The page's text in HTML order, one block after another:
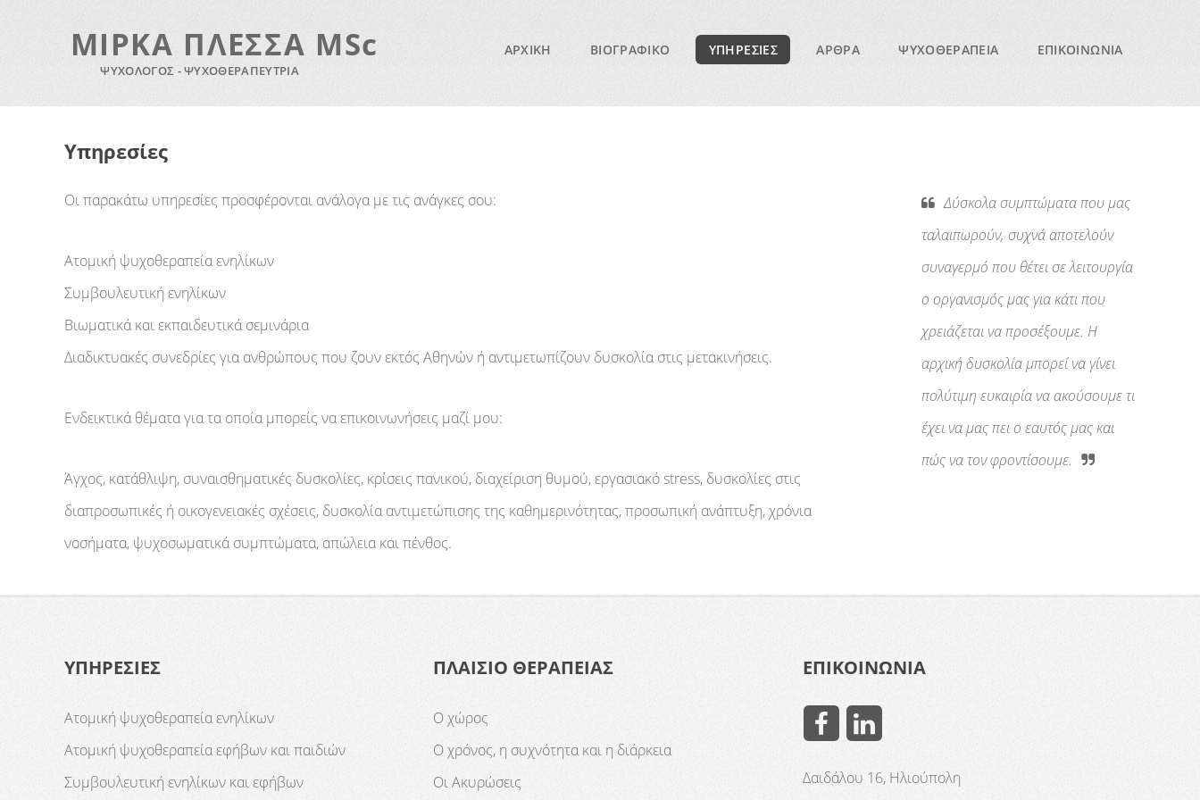
ΜΙΡΚΑ ΠΛΕΣΣΑ ΜSc
ΨΥΧΟΛΟΓΟΣ - ΨΥΧΟΘΕΡΑΠΕΥΤΡΙΑ
ΑΡΧΙΚΗ ΒΙΟΓΡΑΦΙΚΟ ΥΠΗΡΕΣΙΕΣ ΑΡΘΡΑ ΨΥΧΟΘΕΡΑΠΕΙΑ ΕΠΙΚΟΙΝΩΝΙΑ
Υπηρεσίες
Οι παρακάτω υπηρεσίες προσφέρονται ανάλογα με τις ανάγκες σου:
Ατομική ψυχοθεραπεία ενηλίκων
Συμβουλευτική ενηλίκων
Βιωματικά και εκπαιδευτικά σεμινάρια
Διαδικτυακές συνεδρίες για ανθρώπους που ζουν εκτός Αθηνών ή αντιμετωπίζουν δυσκολία στις μετακινήσεις.
Ενδεικτικά θέματα για τα οποία μπορείς να επικοινωνήσεις μαζί μου:
Άγχος, κατάθλιψη, συναισθηματικές δυσκολίες, κρίσεις πανικού, διαχείριση θυμού, εργασιακό stress, δυσκολίες στις
διαπροσωπικές ή οικογενειακές σχέσεις, δυσκολία αντιμετώπισης της καθημερινότητας, προσωπική ανάπτυξη, χρόνια
νοσήματα, ψυχοσωματικά συμπτώματα, απώλεια και πένθος.
Δύσκολα συμπτώματα που μας
ταλαιπωρούν, συχνά αποτελούν
συναγερμό που θέτει σε λειτουργία
ο οργανισμός μας για κάτι που
χρειάζεται να προσέξουμε. Η
αρχική δυσκολία μπορεί να γίνει
πολύτιμη ευκαιρία να ακούσουμε τι
έχει να μας πει ο εαυτός μας και
πώς να τον φροντίσουμε.
ΥΠΗΡΕΣΙΕΣ
Ατομική ψυχοθεραπεία ενηλίκων
Ατομική ψυχοθεραπεία εφήβων και παιδιών
Συμβουλευτική ενηλίκων και εφήβων
ΠΛΑΙΣΙΟ ΘΕΡΑΠΕΙΑΣ
Ο χώρος
Ο χρόνος, η συχνότητα και η διάρκεια
Οι Ακυρώσεις
ΕΠΙΚΟΙΝΩΝΙΑ
Δαιδάλου 16, Ηλιούπολη